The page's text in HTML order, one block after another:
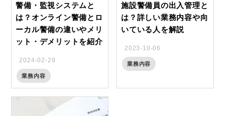
警備・監視システムと
は？オンライン警備とロ
ーカル警備の違いやメリ
ット・デメリットを紹介
2024-02-29
業務内容
施設警備員の出入管理と
は？詳しい業務内容や向
いている人を解説
2023-10-06
業務内容